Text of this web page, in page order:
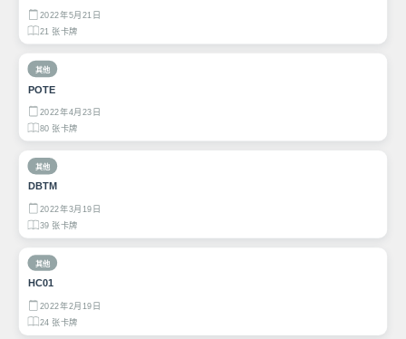
2022年5月21日
21 张卡牌
其他
POTE
2022年4月23日
80 张卡牌
其他
DBTM
2022年3月19日
39 张卡牌
其他
HC01
2022年2月19日
24 张卡牌